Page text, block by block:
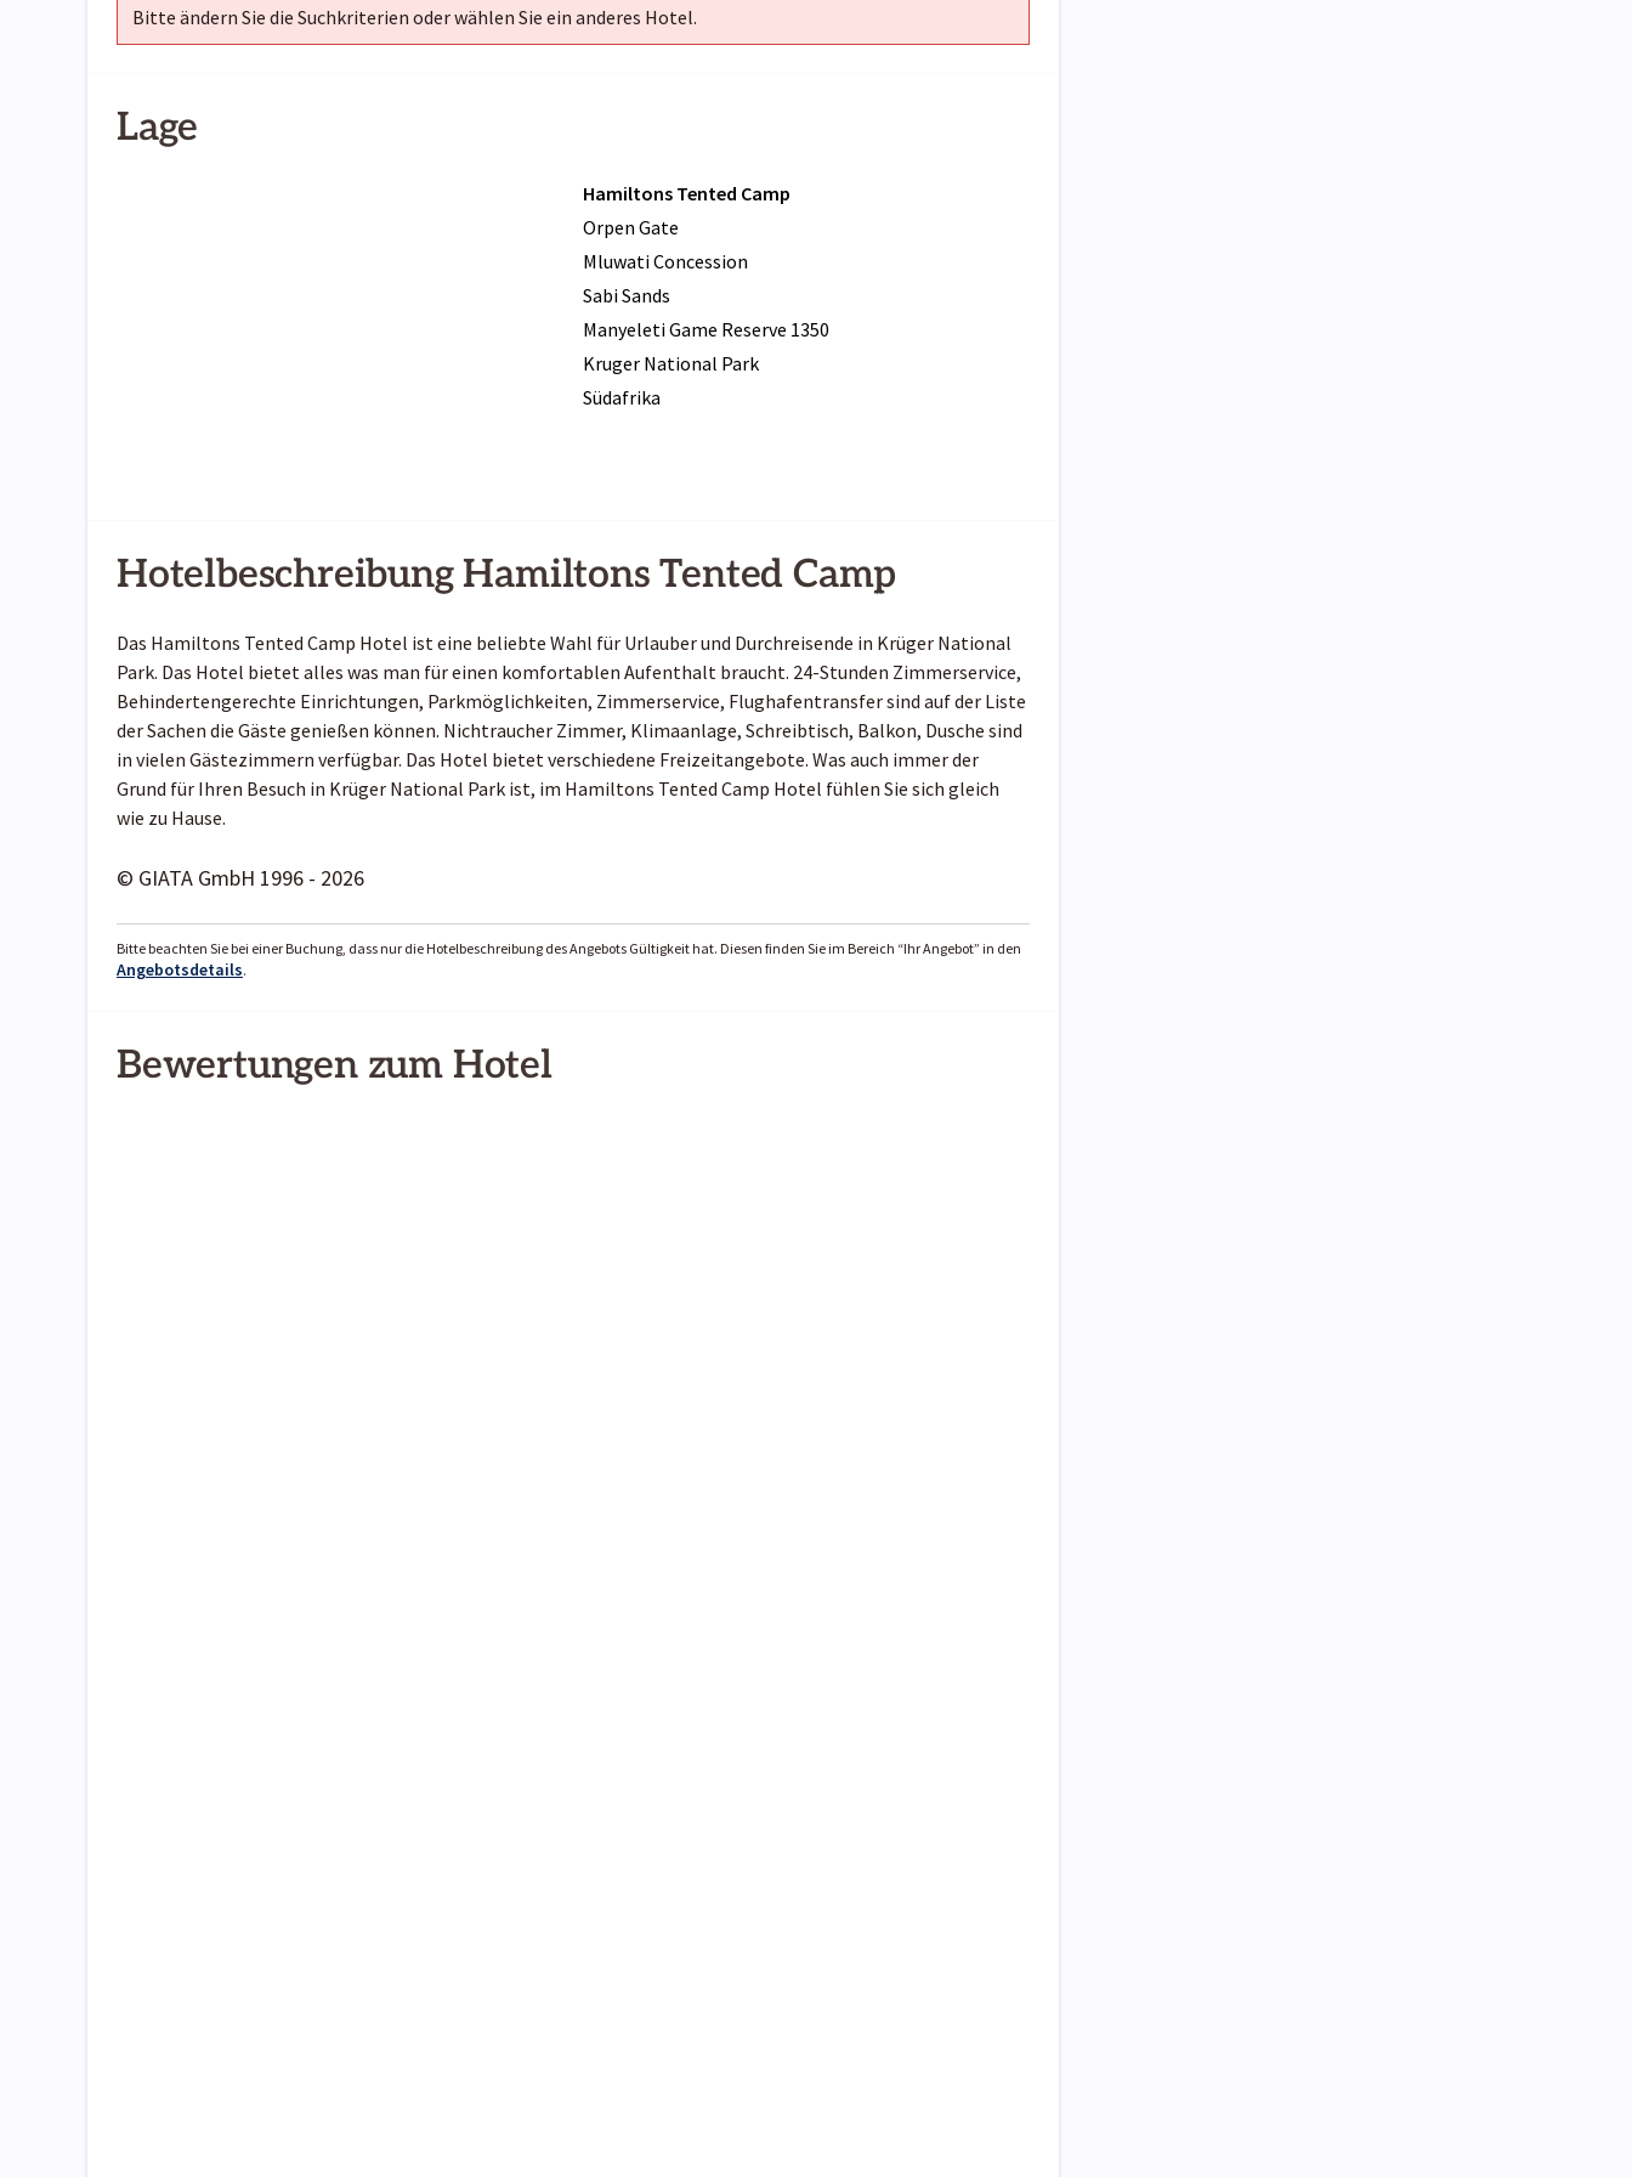
Bitte ändern Sie die Suchkriterien oder wählen Sie ein anderes Hotel.
Lage
Hamiltons Tented Camp
Orpen Gate
Mluwati Concession
Sabi Sands
Manyeleti Game Reserve 1350
Kruger National Park
Südafrika
Hotelbeschreibung Hamiltons Tented Camp
Das Hamiltons Tented Camp Hotel ist eine beliebte Wahl für Urlauber und Durchreisende in Krüger National
Park. Das Hotel bietet alles was man für einen komfortablen Aufenthalt braucht. 24-Stunden Zimmerservice,
Behindertengerechte Einrichtungen, Parkmöglichkeiten, Zimmerservice, Flughafentransfer sind auf der Liste
der Sachen die Gäste genießen können. Nichtraucher Zimmer, Klimaanlage, Schreibtisch, Balkon, Dusche sind
in vielen Gästezimmern verfügbar. Das Hotel bietet verschiedene Freizeitangebote. Was auch immer der
Grund für Ihren Besuch in Krüger National Park ist, im Hamiltons Tented Camp Hotel fühlen Sie sich gleich
wie zu Hause.
© GIATA GmbH 1996 - 2026
Bitte beachten Sie bei einer Buchung, dass nur die Hotelbeschreibung des Angebots Gültigkeit hat. Diesen finden Sie im Bereich “Ihr Angebot” in den
Angebotsdetails.
Bewertungen zum Hotel